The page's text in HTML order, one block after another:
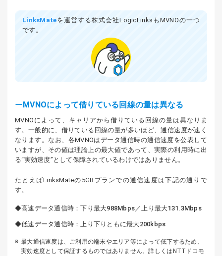
LinksMateを運営する株式会社LogicLinksもMVNOの一つ
です。
MVNOによって借りている回線の量は異なる
MVNOによって、キャリアから借りている回線の量は異なりま
す。一般的に、借りている回線の量が多いほど、通信速度が速く
なります。なお、各MVNOはデータ通信時の通信速度を公表して
いますが、その値は理論上の最大値であって、実際の利用時に出
る“実効速度”として保障されているわけではありません。
たとえばLinksMateの5GBプランでの通信速度は下記の通りで
す。
高速データ通信時：下り最大988Mbps／上り最大131.3Mbps
低速データ通信時：上り下りともに最大200kbps
最大通信速度は、ご利用の端末やエリア等によって低下するため、
実効速度として保証するものではありません。詳しくはNTTドコモ